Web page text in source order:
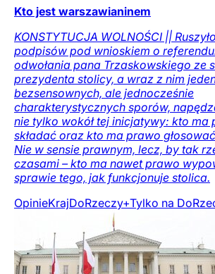
Kto jest warszawianinem
KONSTYTUCJA WOLNOŚCI ||
podpisów pod wnioskiem o
odwołania pana Trzaskowskiego ze
prezydenta stolicy, a wraz z nim
bezsensownych, ale jednocześnie
charakterystycznych sporów,
nie tylko wokół tej inicjatywy: kto ma
składać oraz kto ma prawo
Nie w sensie prawnym, lecz, by tak
czasami – kto ma nawet prawo
sprawie tego, jak funkcjonuje stolica.
OpinieKrajDoRzeczy+Tylko na